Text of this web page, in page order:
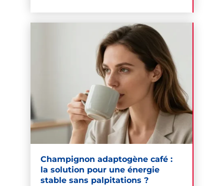
Champignon adaptogène café :
la solution pour une énergie
stable sans palpitations ?